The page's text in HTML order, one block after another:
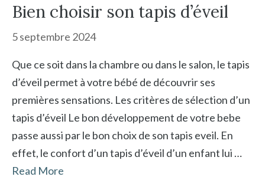
Bien choisir son tapis d’éveil
5 septembre 2024
Que ce soit dans la chambre ou dans le salon, le tapis
d’éveil permet à votre bébé de découvrir ses
premières sensations. Les critères de sélection d’un
tapis d’éveil Le bon développement de votre bebe
passe aussi par le bon choix de son tapis eveil. En
effet, le confort d’un tapis d’éveil d’un enfant lui …
Read More